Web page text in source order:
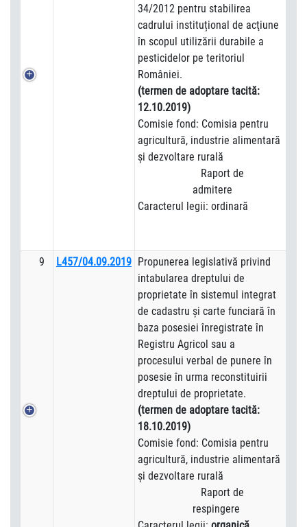
34/2012 pentru stabilirea
cadrului instituțional de acţiune
în scopul utilizării durabile a
pesticidelor pe teritoriul
României.
(termen de adoptare tacită:
12.10.2019)
Comisie fond: Comisia pentru
agricultură, industrie alimentară
şi dezvoltare rurală
Raport de
admitere
Caracterul legii: ordinară
9 L457/04.09.2019 Propunerea legislativă privind
intabularea dreptului de
proprietate în sistemul integrat
de cadastru şi carte funciară în
baza posesiei înregistrate în
Registru Agricol sau a
procesului verbal de punere în
posesie în urma reconstituirii
dreptului de proprietate.
(termen de adoptare tacită:
18.10.2019)
Comisie fond: Comisia pentru
agricultură, industrie alimentară
şi dezvoltare rurală
Raport de
respingere